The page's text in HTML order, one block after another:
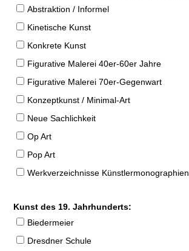
Abstraktion / Informel
Kinetische Kunst
Konkrete Kunst
Figurative Malerei 40er-60er Jahre
Figurative Malerei 70er-Gegenwart
Konzeptkunst / Minimal-Art
Neue Sachlichkeit
Op Art
Pop Art
Werkverzeichnisse Künstlermonographien
Kunst des 19. Jahrhunderts:
Biedermeier
Dresdner Schule